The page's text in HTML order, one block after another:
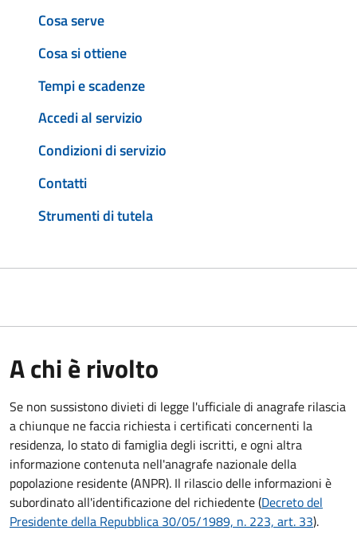
Cosa serve
Cosa si ottiene
Tempi e scadenze
Accedi al servizio
Condizioni di servizio
Contatti
Strumenti di tutela
A chi è rivolto
Se non sussistono divieti di legge l'ufficiale di anagrafe rilascia
a chiunque ne faccia richiesta i certificati concernenti la
residenza, lo stato di famiglia degli iscritti, e ogni altra
informazione contenuta nell'anagrafe nazionale della
popolazione residente (ANPR). Il rilascio delle informazioni è
subordinato all'identificazione del richiedente (Decreto del
Presidente della Repubblica 30/05/1989, n. 223, art. 33).